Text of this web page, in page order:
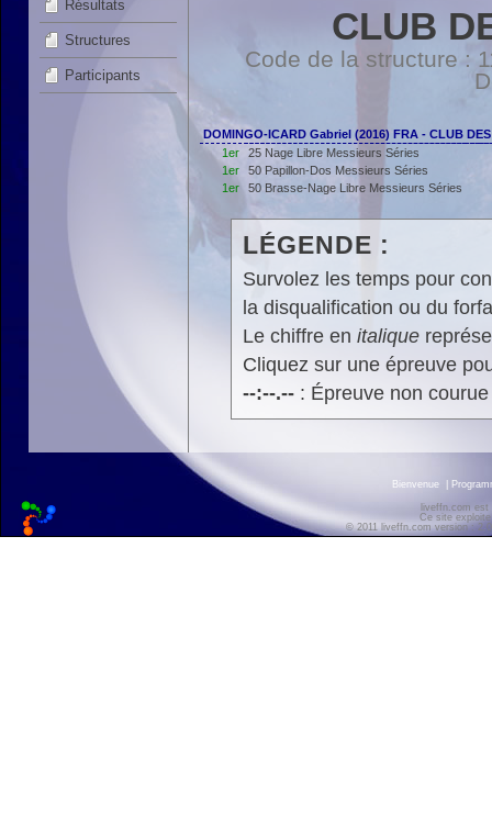
Résultats
Structures
Participants
CLUB
Code de la structure :
DOMINGO-ICARD Gabriel (2016) FRA - CLUB
1er
25 Nage Libre Messieurs Séries
1er
50 Papillon-Dos Messieurs Séries
1er
50 Brasse-Nage Libre Messieurs Séries
LÉGENDE :
Survolez les temps pour
la disqualification ou du
Le chiffre en italique
Cliquez sur une épreuve
--:--.--: Épreuve non
Bienvenue
liveffn.com est
Ce site
© 2011 liveffn.com version :